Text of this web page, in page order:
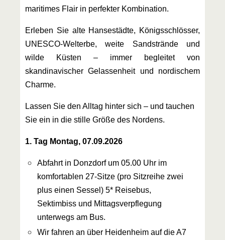
maritimes Flair in perfekter Kombination.
Erleben Sie alte Hansestädte, Königsschlösser,
UNESCO-Welterbe, weite Sandstrände und
wilde Küsten – immer begleitet von
skandinavischer Gelassenheit und nordischem
Charme.
Lassen Sie den Alltag hinter sich – und tauchen
Sie ein in die stille Größe des Nordens.
1. Tag Montag, 07.09.2026
Abfahrt in Donzdorf um 05.00 Uhr im
komfortablen 27-Sitze (pro Sitzreihe zwei
plus einen Sessel) 5* Reisebus,
Sektimbiss und Mittagsverpflegung
unterwegs am Bus.
Wir fahren an über Heidenheim auf die A7